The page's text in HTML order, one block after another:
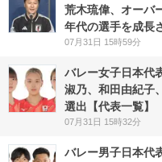
荒木琉偉、オーバ
年代の選手を成長
07月31日 15時59分
バレー女子日本代
淑乃、和田由紀子
選出【代表一覧】
07月31日 15時32分
バレー男子日本代